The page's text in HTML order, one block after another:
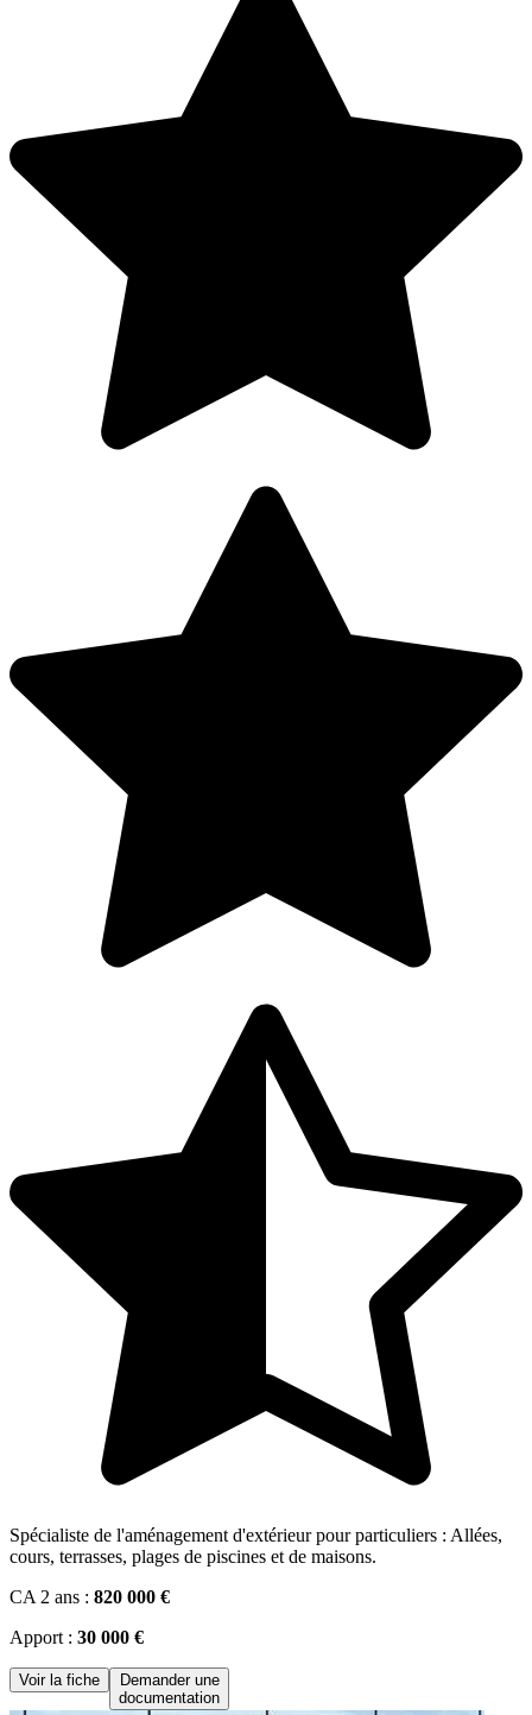
Spécialiste de l'aménagement d'extérieur pour particuliers : Allées,
cours, terrasses, plages de piscines et de maisons.
CA 2 ans : 820 000 €
Apport : 30 000 €
Voir la fiche
Demander une
documentation